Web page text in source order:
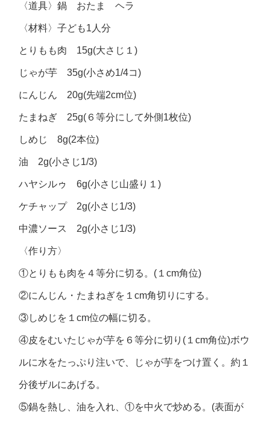
〈道具〉鍋 おたま ヘラ
〈材料〉子ども1人分
とりもも肉 15g(大さじ１)
じゃが芋 35g(小さめ1/4コ)
にんじん 20g(先端2cm位)
たまねぎ 25g(６等分にして外側1枚位)
しめじ 8g(2本位)
油 2g(小さじ1/3)
ハヤシルゥ 6g(小さじ山盛り１)
ケチャップ 2g(小さじ1/3)
中濃ソース 2g(小さじ1/3)
〈作り方〉
①とりもも肉を４等分に切る。(１cm角位)
②にんじん・たまねぎを１cm角切りにする。
③しめじを１cm位の幅に切る。
④皮をむいたじゃが芋を６等分に切り(１cm角位)ボウ
ルに水をたっぷり注いで、じゃが芋をつけ置く。約１
分後ザルにあげる。
⑤鍋を熱し、油を入れ、①を中火で炒める。(表面が